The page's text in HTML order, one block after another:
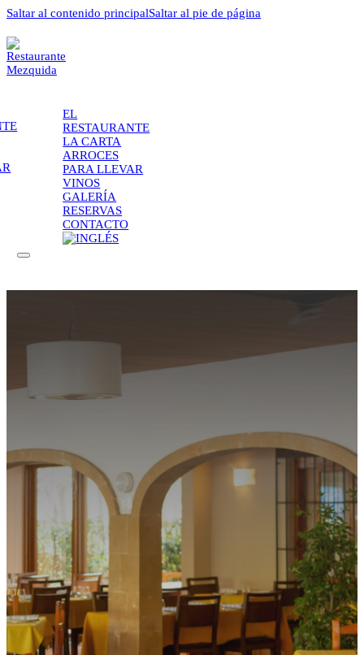
Saltar al contenido principalSaltar al pie de página
EL
RESTAURANTE
LA CARTA
ARROCES
PARA LLEVAR
VINOS
GALERÍA
RESERVAS
CONTACTO